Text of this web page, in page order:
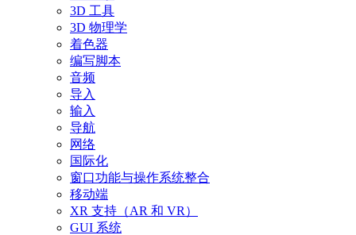
3D 工具
3D 物理学
着色器
编写脚本
音频
导入
输入
导航
网络
国际化
窗口功能与操作系统整合
移动端
XR 支持（AR 和 VR）
GUI 系统